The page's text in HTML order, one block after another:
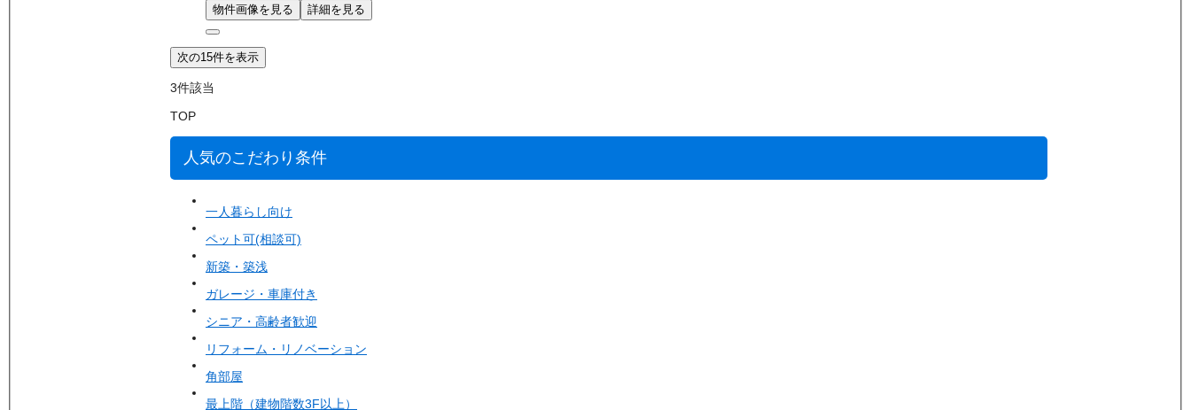
物件画像を見る 詳細を見る
次の15件を表示
3件該当
TOP
人気のこだわり条件
一人暮らし向け
ペット可(相談可)
新築・築浅
ガレージ・車庫付き
シニア・高齢者歓迎
リフォーム・リノベーション
角部屋
最上階（建物階数3F以上）